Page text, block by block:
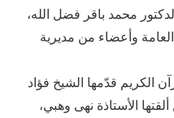
محمد باقر فضل الله،
العامة وأعضاء من مديرية
الكريم قدّمها الشيخ فؤاد
الأستاذة نهى وهبي،